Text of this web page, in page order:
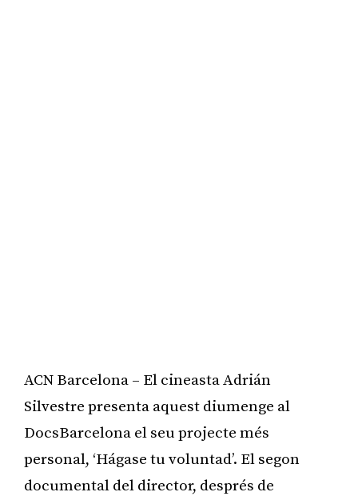
ACN Barcelona – El cineasta Adrián
Silvestre presenta aquest diumenge al
DocsBarcelona el seu projecte més
personal, ‘Hágase tu voluntad’. El segon
documental del director, després de